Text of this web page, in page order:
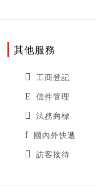
其他服務
工商登記
信件管理
法務商標
國內外快遞
訪客接待